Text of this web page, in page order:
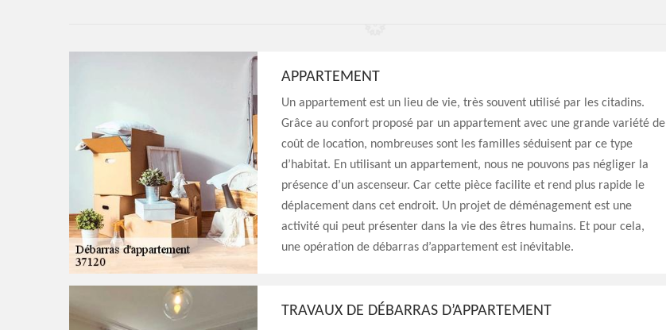
APPARTEMENT
Un appartement est un lieu de vie, très souvent utilisé par les citadins.
Grâce au confort proposé par un appartement avec une grande variété de
coût de location, nombreuses sont les familles séduisent par ce type
d’habitat. En utilisant un appartement, nous ne pouvons pas négliger la
présence d’un ascenseur. Car cette pièce facilite et rend plus rapide le
déplacement dans cet endroit. Un projet de déménagement est une
activité qui peut présenter dans la vie des êtres humains. Et pour cela,
une opération de débarras d’appartement est inévitable.
TRAVAUX DE DÉBARRAS D’APPARTEMENT